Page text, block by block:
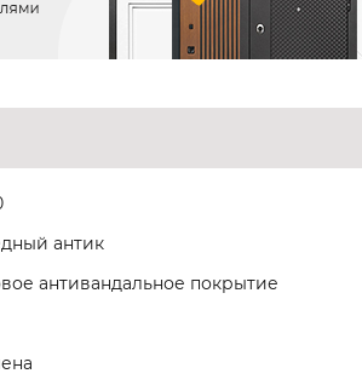
антик
антивандальное покрытие